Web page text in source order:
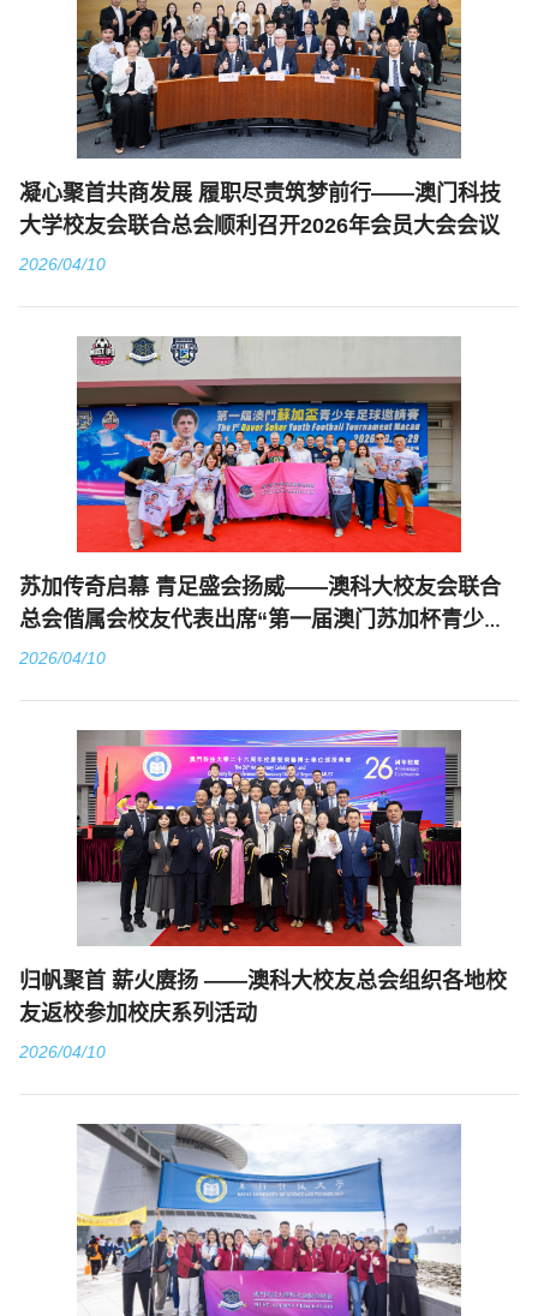
凝心聚首共商发展 履职尽责筑梦前行——澳门科技
大学校友会联合总会顺利召开2026年会员大会会议
2026/04/10
苏加传奇启幕 青足盛会扬威——澳科大校友会联合
总会偕属会校友代表出席“第一届澳门苏加杯青少年
足球邀请赛开幕式”
2026/04/10
归帆聚首 薪火赓扬 ——澳科大校友总会组织各地校
友返校参加校庆系列活动
2026/04/10